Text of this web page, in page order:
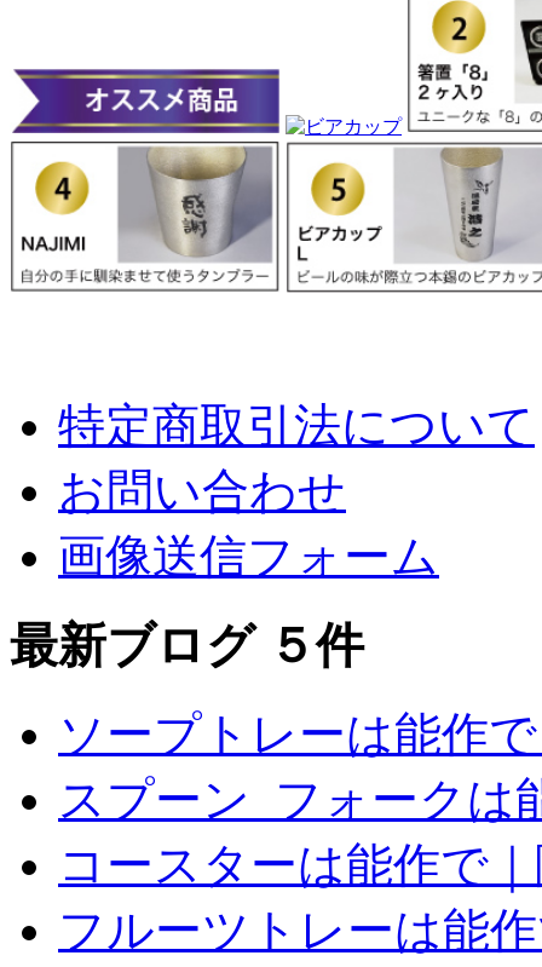
特定商取引法について
お問い合わせ
画像送信フォーム
最新ブログ ５件
ソープトレーは能作
スプーン_フォークは
コースターは能作で
フルーツトレーは能